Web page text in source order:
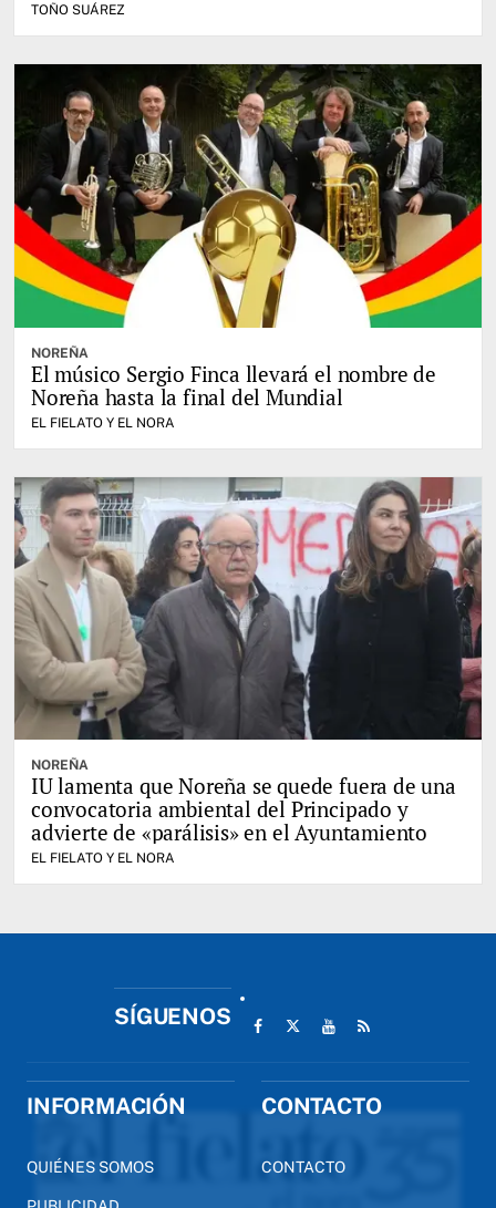
TOÑO SUÁREZ
NOREÑA
El músico Sergio Finca llevará el nombre de
Noreña hasta la final del Mundial
EL FIELATO Y EL NORA
NOREÑA
IU lamenta que Noreña se quede fuera de una
convocatoria ambiental del Principado y
advierte de «parálisis» en el Ayuntamiento
EL FIELATO Y EL NORA
SÍGUENOS
INFORMACIÓN
QUIÉNES SOMOS
CONTACTO
CONTACTO